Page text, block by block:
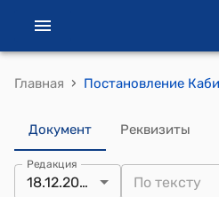
Главная ›
Документ Реквизиты
Редакция
18.12.2025